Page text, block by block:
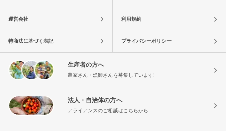
運営会社 利用規約
特商法に基づく表記 プライバシーポリシー
生産者の方へ
農家さん・漁師さんを募集しています!
法人・自治体の方へ
アライアンスのご相談はこちらから